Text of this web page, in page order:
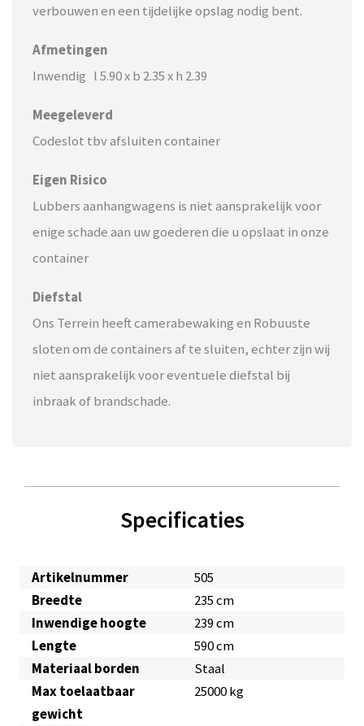
verbouwen en een tijdelijke opslag nodig bent.
Afmetingen
Inwendig l 5.90 x b 2.35 x h 2.39
Meegeleverd
Codeslot tbv afsluiten container
Eigen Risico
Lubbers aanhangwagens is niet aansprakelijk voor
enige schade aan uw goederen die u opslaat in onze
container
Diefstal
Ons Terrein heeft camerabewaking en Robuuste
sloten om de containers af te sluiten, echter zijn wij
niet aansprakelijk voor eventuele diefstal bij
inbraak of brandschade.
Specificaties
Artikelnummer
505
Breedte
235 cm
Inwendige hoogte
239 cm
Lengte
590 cm
Materiaal borden
Staal
Max toelaatbaar
gewicht
25000 kg